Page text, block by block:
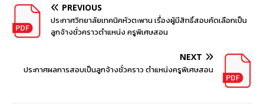
PREVIOUS
ประกาศวิทยาลัยเทคนิคหัวตะพาน เรื่องผู้มีสิทธิ์สอบคัดเลือกเป็น
ลูกจ้างชั่วคราวตำแหน่ง ครูพิเศษสอน
NEXT
ประกาศผลการสอบเป็นลูกจ้างชั่วคราว ตำแหน่งครูพิเศษสอน